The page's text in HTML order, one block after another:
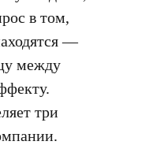
в том,
—
между
три